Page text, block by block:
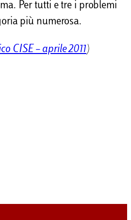
Per tutti e tre i problemi
più numerosa.
CISE – aprile 2011)